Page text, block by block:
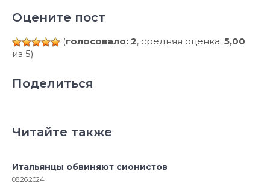
Оцените пост
(голосовало: 2, средняя оценка: 5,00
из 5)
Поделиться
Читайте также
Итальянцы обвиняют сионистов
08.26.2024